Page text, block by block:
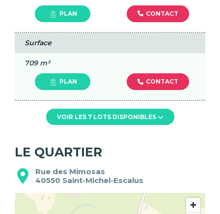
PLAN CONTACT
Surface
709 m²
PLAN CONTACT
VOIR LES 7 LOTS DISPONIBLES
LE QUARTIER
Rue des Mimosas
40550 Saint-Michel-Escalus